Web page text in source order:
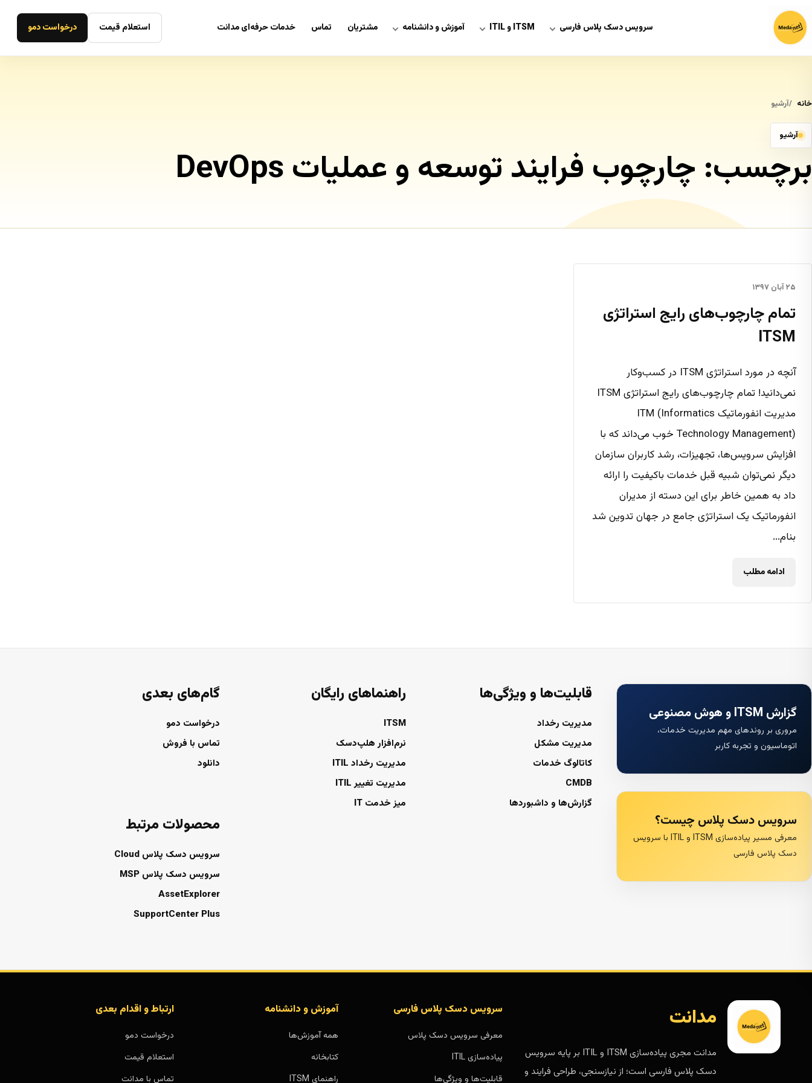
سرویس دسک پلاس فارسی ITSM و ITIL آموزش و دانشنامه مشتریان تماس خدمات حرفه‌ای مدانت استعلام قیمت درخواست دمو
خانه آرشیو
آرشیو
برچسب: چارچوب فرایند توسعه و عملیات DevOps
۲۵ آبان ۱۳۹۷
تمام چارچوب‌های رایج استراتژی
ITSM
آنچه در مورد استراتژی ITSM در کسب‌وکار
نمی‌دانید! تمام چارچوب‌های رایج استراتژی ITSM
مدیریت انفورماتیک ITM (Informatics
Technology Management) خوب می‌داند که با
افزایش سرویس‌ها، تجهیزات، رشد کاربران سازمان
دیگر نمی‌توان شبیه قبل خدمات باکیفیت را ارائه
داد به همین خاطر برای این دسته از مدیران
انفورماتیک یک استراتژی جامع در جهان تدوین شد
بنام...
ادامه مطلب
گزارش ITSM و هوش مصنوعی
مروری بر روندهای مهم مدیریت خدمات،
اتوماسیون و تجربه کاربر
سرویس دسک پلاس چیست؟
معرفی مسیر پیاده‌سازی ITSM و ITIL با سرویس
دسک پلاس فارسی
قابلیت‌ها و ویژگی‌ها
مدیریت رخداد
مدیریت مشکل
کاتالوگ خدمات
CMDB
گزارش‌ها و داشبوردها
راهنماهای رایگان
ITSM
نرم‌افزار هلپ‌دسک
مدیریت رخداد ITIL
مدیریت تغییر ITIL
میز خدمت IT
گام‌های بعدی
درخواست دمو
تماس با فروش
دانلود
محصولات مرتبط
سرویس دسک پلاس Cloud
سرویس دسک پلاس MSP
AssetExplorer
SupportCenter Plus
مدانت
مدانت مجری پیاده‌سازی ITSM و ITIL بر پایه سرویس
دسک پلاس فارسی است؛ از نیازسنجی، طراحی فرایند و
سرویس دسک پلاس فارسی
معرفی سرویس دسک پلاس
پیاده‌سازی ITIL
قابلیت‌ها و ویژگی‌ها
آموزش و دانشنامه
همه آموزش‌ها
کتابخانه
راهنمای ITSM
ارتباط و اقدام بعدی
درخواست دمو
استعلام قیمت
تماس با مدانت